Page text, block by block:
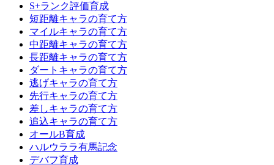
S+ランク評価育成
短距離キャラの育て方
マイルキャラの育て方
中距離キャラの育て方
長距離キャラの育て方
ダートキャラの育て方
逃げキャラの育て方
先行キャラの育て方
差しキャラの育て方
追込キャラの育て方
オールB育成
ハルウララ有馬記念
デバフ育成